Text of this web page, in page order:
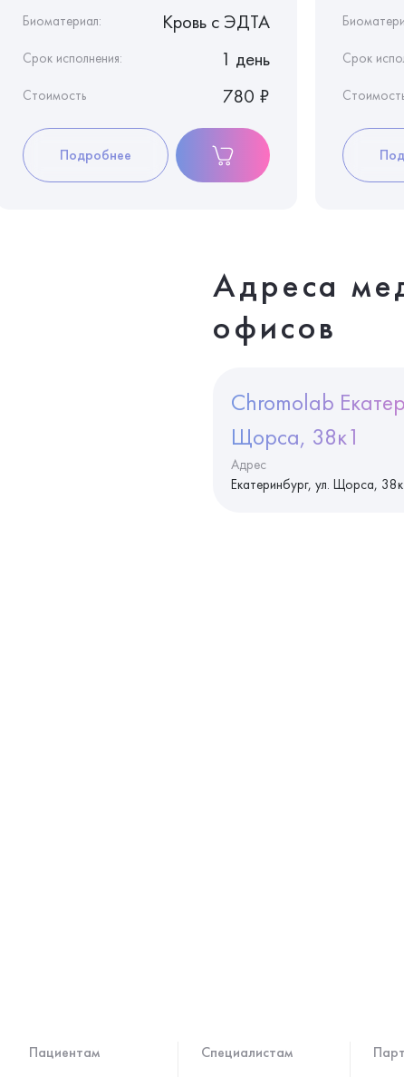
Биоматериал: Кровь c ЭДТА
Срок исполнения: 1 день
Стоимость 780 ₽
Подробнее
Срок
Адреса
офисов
Chromolab
Щорса, 38к1
Адрес
Екатеринбург, ул. Щорса,
Пациентам Специалистам